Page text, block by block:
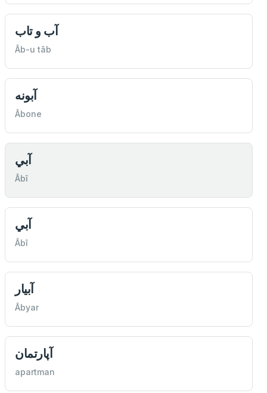
آب و تاب
Âb-u tâb
آبونه
Âbone
آبي
Âbî
آبي
Âbî
آبيار
Âbyar
آپارتمان
apartman